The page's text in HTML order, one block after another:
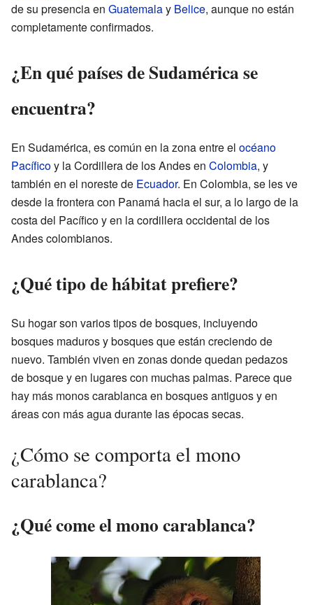
de su presencia en Guatemalay Belice, aunque no están
completamente confirmados.
¿En qué países de Sudamérica se
encuentra?
En Sudamérica, es común en la zona entre el océano
Pacíficoy la Cordillera de los Andes en Colombia, y
también en el noreste de Ecuador. En Colombia, se les ve
desde la frontera con Panamá hacia el sur, a lo largo de la
costa del Pacífico y en la cordillera occidental de los
Andes colombianos.
¿Qué tipo de hábitat prefiere?
Su hogar son varios tipos de bosques, incluyendo
bosques maduros y bosques que están creciendo de
nuevo. También viven en zonas donde quedan pedazos
de bosque y en lugares con muchas palmas. Parece que
hay más monos carablanca en bosques antiguos y en
áreas con más agua durante las épocas secas.
¿Cómo se comporta el mono
carablanca?
¿Qué come el mono carablanca?